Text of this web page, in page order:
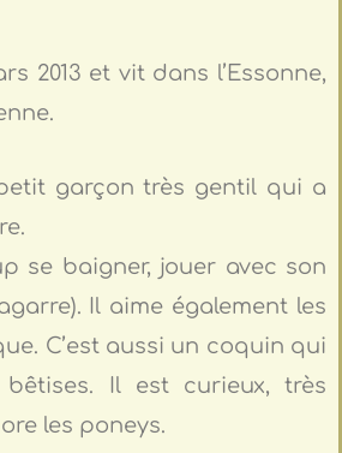
2013 et vit dans l’Essonne,
garçon très gentil qui a
se baigner, jouer avec son
Il aime également les
C’est aussi un coquin qui
Il est curieux, très
les poneys.